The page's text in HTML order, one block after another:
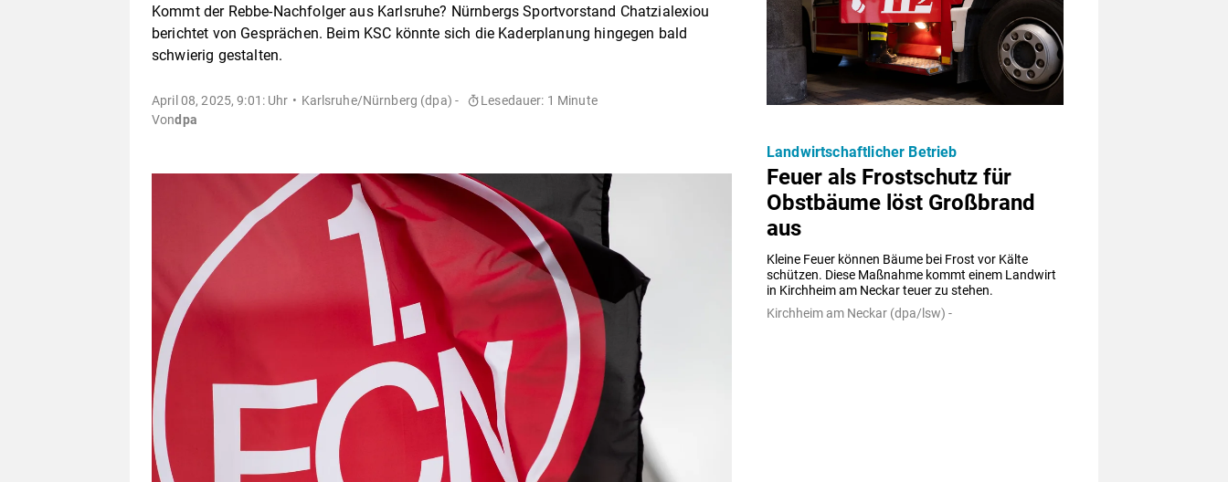
Kommt der Rebbe-Nachfolger aus Karlsruhe? Nürnbergs Sportvorstand Chatzialexiou
berichtet von Gesprächen. Beim KSC könnte sich die Kaderplanung hingegen bald
schwierig gestalten.
April 08, 2025, 9:01: Uhr Karlsruhe/Nürnberg (dpa) -
Lesedauer: 1 Minute
Vondpa
Feuer als Frostschutz für
Obstbäume löst Großbrand
aus
Kleine Feuer können Bäume bei Frost vor Kälte
schützen. Diese Maßnahme kommt einem Landwirt
in Kirchheim am Neckar teuer zu stehen.
Landwirtschaftlicher Betrieb
Kirchheim am Neckar (dpa/lsw) -